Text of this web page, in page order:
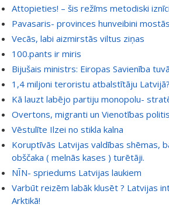
Attopieties! – šis režīms metodiski
Pavasaris- provinces hunveibini
Vecās, labi aizmirstās viltus ziņas
100.pants ir miris
Bijušais ministrs: Eiropas Savienība
1,4 miljoni teroristu atbalstītāju Latvijā?
Kā lauzt labējo partiju monopolu-
Overtons, migranti un Vienotības
Vēstulīte Ilzei no stikla kalna
Koruptīvās Latvijas valdības shēmas,
obščaka ( melnās kases ) turētāji.
NĪN- spriedums Latvijas laukiem
Varbūt reizēm labāk klusēt ? Latvijas
Arktikā!